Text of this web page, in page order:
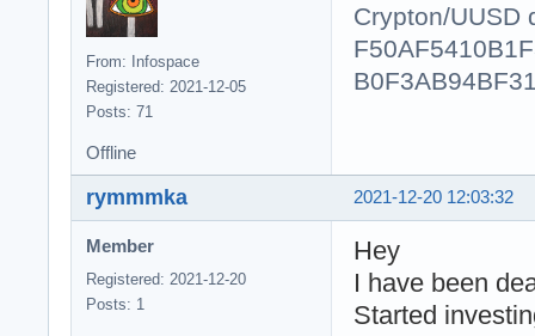
From: Infospace
Registered: 2021-12-05
Posts: 71
Crypton/UUSD
Offline
2021-12-20 12:03:32
rymmmka
Member
Registered: 2021-12-20
Posts: 1
Hey
I have been
Started